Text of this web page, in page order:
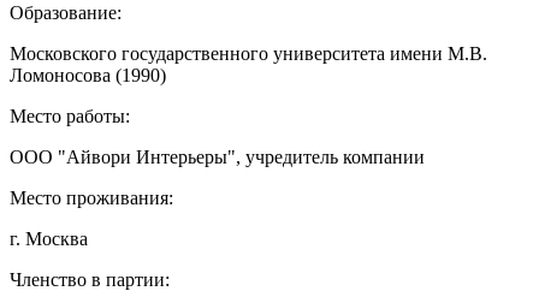
Образование:
Московского государственного университета имени М.В.
Ломоносова (1990)
Место работы:
ООО "Айвори Интерьеры", учредитель компании
Место проживания:
г. Москва
Членство в партии: